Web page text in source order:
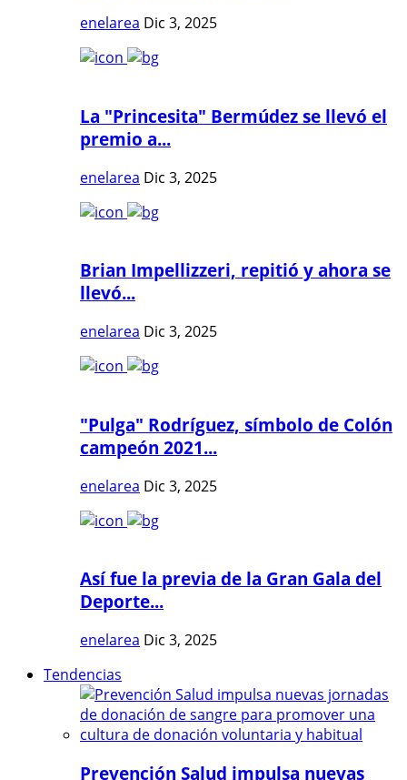
enelarea Dic 3, 2025
La "Princesita" Bermúdez se llevó el
premio a...
enelarea Dic 3, 2025
Brian Impellizzeri, repitió y ahora se
llevó...
enelarea Dic 3, 2025
"Pulga" Rodríguez, símbolo de Colón
campeón 2021...
enelarea Dic 3, 2025
Así fue la previa de la Gran Gala del
Deporte...
enelarea Dic 3, 2025
Tendencias
Prevención Salud impulsa nuevas